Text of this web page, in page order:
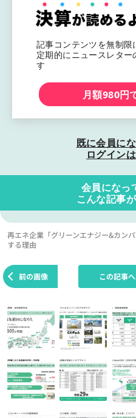
記事コンテンツを無制限
定期的にニュースレタ
す
月額980円
既に会員に
ログイン
会員になっ
こんな記事
再エネ企業「グリーンエナジー&カン
する理由
前の画像 この記事